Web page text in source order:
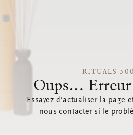
RITUALS 500
Oups… Erreur
Essayez d’actualiser la page
nous contacter si le